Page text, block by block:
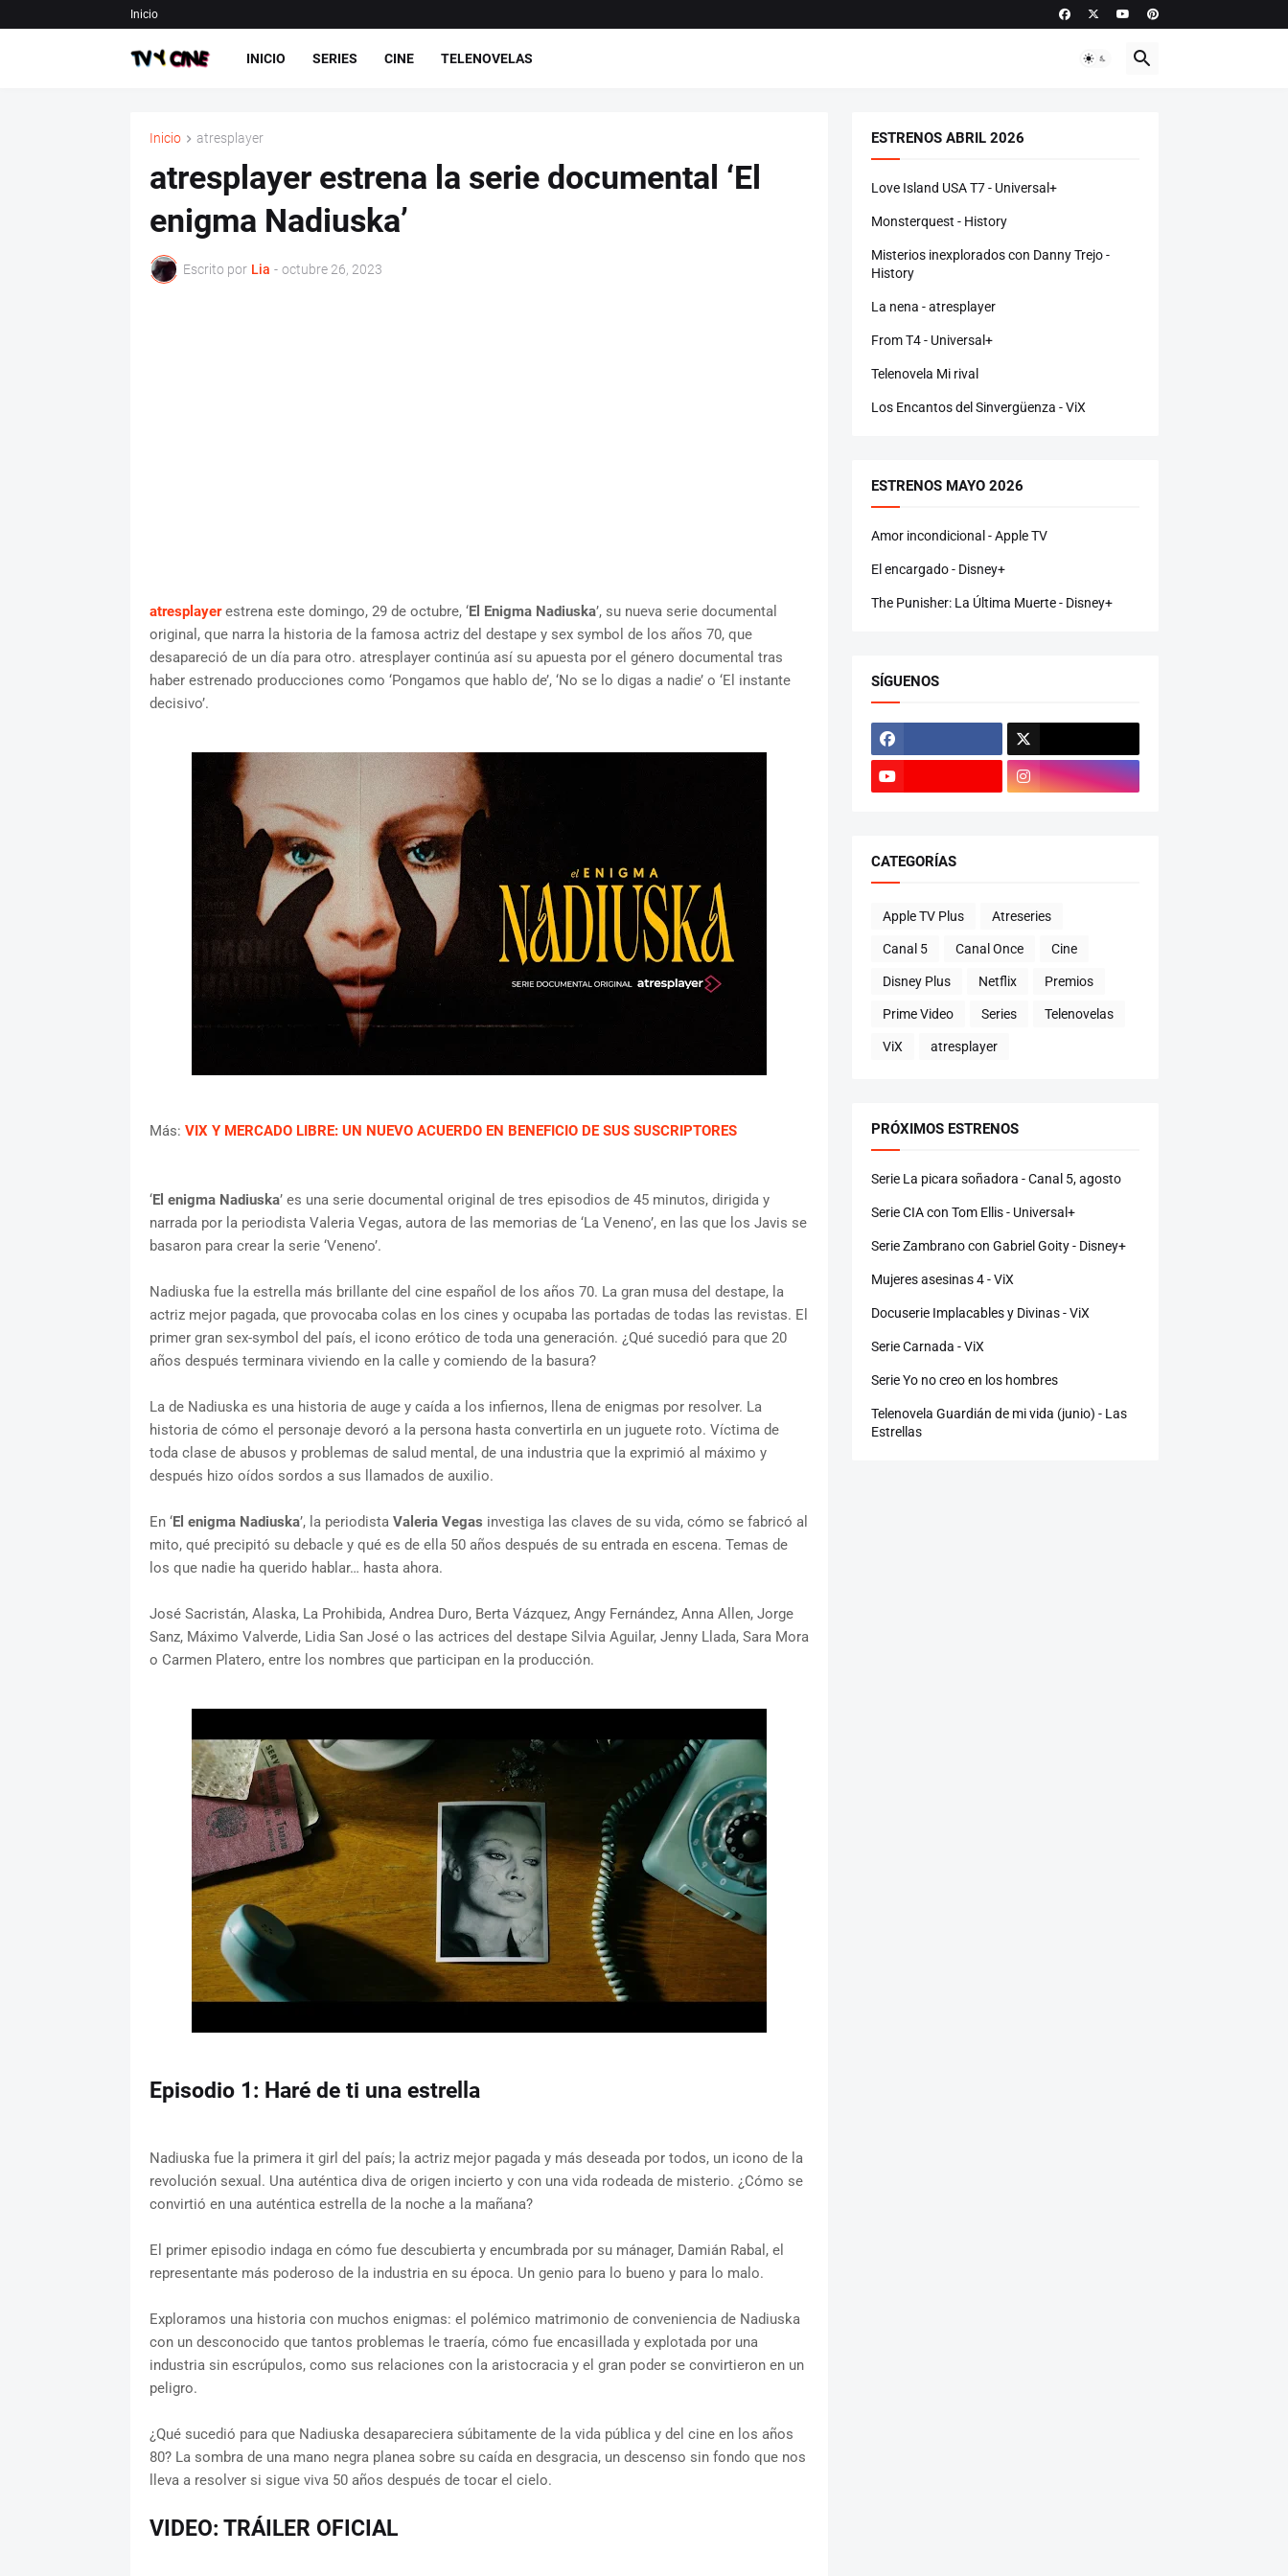
Inicio
INICIO SERIES CINE TELENOVELAS
Inicio atresplayer
atresplayer estrena la serie documental ‘El
enigma Nadiuska’
Escrito por Lia - octubre 26, 2023
atresplayerestrena este domingo, 29 de octubre, ‘El Enigma Nadiuska’, su nueva serie documental
original, que narra la historia de la famosa actriz del destape y sex symbol de los años 70, que
desapareció de un día para otro. atresplayer continúa así su apuesta por el género documental tras
haber estrenado producciones como ‘Pongamos que hablo de’, ‘No se lo digas a nadie’ o ‘El instante
decisivo’.
Más: VIX Y MERCADO LIBRE: UN NUEVO ACUERDO EN BENEFICIO DE SUS SUSCRIPTORES
‘El enigma Nadiuska’ es una serie documental original de tres episodios de 45 minutos, dirigida y
narrada por la periodista Valeria Vegas, autora de las memorias de ‘La Veneno’, en las que los Javis se
basaron para crear la serie ‘Veneno’.
Nadiuska fue la estrella más brillante del cine español de los años 70. La gran musa del destape, la
actriz mejor pagada, que provocaba colas en los cines y ocupaba las portadas de todas las revistas. El
primer gran sex-symbol del país, el icono erótico de toda una generación. ¿Qué sucedió para que 20
años después terminara viviendo en la calle y comiendo de la basura?
La de Nadiuska es una historia de auge y caída a los infiernos, llena de enigmas por resolver. La
historia de cómo el personaje devoró a la persona hasta convertirla en un juguete roto. Víctima de
toda clase de abusos y problemas de salud mental, de una industria que la exprimió al máximo y
después hizo oídos sordos a sus llamados de auxilio.
En ‘El enigma Nadiuska’, la periodista Valeria Vegas investiga las claves de su vida, cómo se fabricó al
mito, qué precipitó su debacle y qué es de ella 50 años después de su entrada en escena. Temas de
los que nadie ha querido hablar… hasta ahora.
José Sacristán, Alaska, La Prohibida, Andrea Duro, Berta Vázquez, Angy Fernández, Anna Allen, Jorge
Sanz, Máximo Valverde, Lidia San José o las actrices del destape Silvia Aguilar, Jenny Llada, Sara Mora
o Carmen Platero, entre los nombres que participan en la producción.
Episodio 1: Haré de ti una estrella
Nadiuska fue la primera it girl del país; la actriz mejor pagada y más deseada por todos, un icono de la
revolución sexual. Una auténtica diva de origen incierto y con una vida rodeada de misterio. ¿Cómo se
convirtió en una auténtica estrella de la noche a la mañana?
El primer episodio indaga en cómo fue descubierta y encumbrada por su mánager, Damián Rabal, el
representante más poderoso de la industria en su época. Un genio para lo bueno y para lo malo.
Exploramos una historia con muchos enigmas: el polémico matrimonio de conveniencia de Nadiuska
con un desconocido que tantos problemas le traería, cómo fue encasillada y explotada por una
industria sin escrúpulos, como sus relaciones con la aristocracia y el gran poder se convirtieron en un
peligro.
¿Qué sucedió para que Nadiuska desapareciera súbitamente de la vida pública y del cine en los años
80? La sombra de una mano negra planea sobre su caída en desgracia, un descenso sin fondo que nos
lleva a resolver si sigue viva 50 años después de tocar el cielo.
VIDEO: TRÁILER OFICIAL
ESTRENOS ABRIL 2026
Love Island USA T7 - Universal+
Monsterquest - History
Misterios inexplorados con Danny Trejo -
History
La nena - atresplayer
From T4 - Universal+
Telenovela Mi rival
Los Encantos del Sinvergüenza - ViX
ESTRENOS MAYO 2026
Amor incondicional - Apple TV
El encargado - Disney+
The Punisher: La Última Muerte - Disney+
SÍGUENOS
CATEGORÍAS
Apple TV Plus Atreseries
Canal 5 Canal Once Cine
Disney Plus Netflix Premios
Prime Video Series Telenovelas
ViX atresplayer
PRÓXIMOS ESTRENOS
Serie La picara soñadora - Canal 5, agosto
Serie CIA con Tom Ellis - Universal+
Serie Zambrano con Gabriel Goity - Disney+
Mujeres asesinas 4 - ViX
Docuserie Implacables y Divinas - ViX
Serie Carnada - ViX
Serie Yo no creo en los hombres
Telenovela Guardián de mi vida (junio) - Las
Estrellas